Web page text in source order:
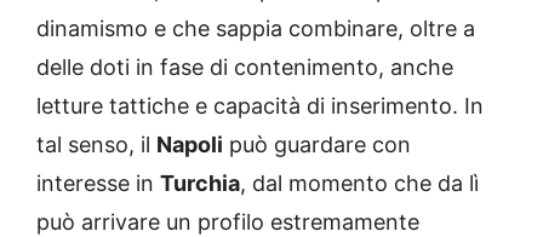
dinamismo e che sappia combinare, oltre a
delle doti in fase di contenimento, anche
letture tattiche e capacità di inserimento. In
tal senso, il Napoli può guardare con
interesse in Turchia, dal momento che da lì
può arrivare un profilo estremamente